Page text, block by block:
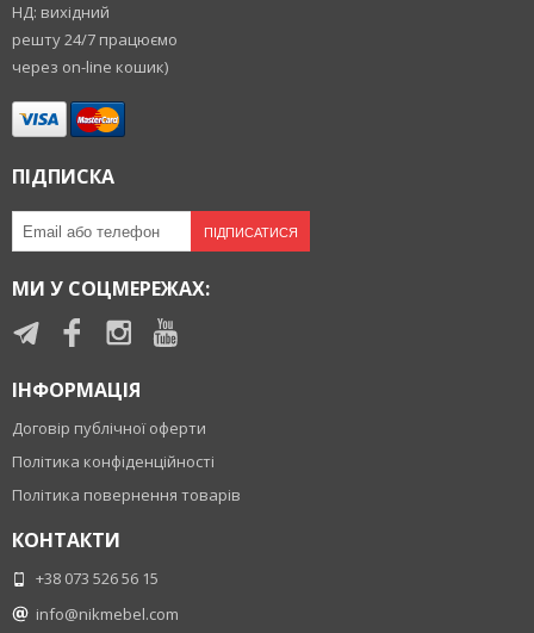
НД: вихідний
решту 24/7 працюємо
через on-line кошик)
ПІДПИСКА
ПІДПИСАТИСЯ
МИ У СОЦМЕРЕЖАХ:
ІНФОРМАЦІЯ
Договір публічної оферти
Політика конфіденційності
Політика повернення товарів
КОНТАКТИ
+38 073 526 56 15
info@nikmebel.com